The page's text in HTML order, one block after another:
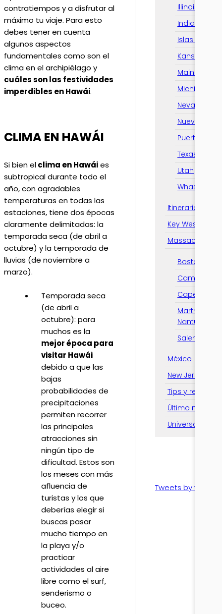
contratiempos y a disfrutar al
máximo tu viaje. Para esto
debes tener en cuenta
algunos aspectos
fundamentales como son el
clima en el archipiélago y
cuáles son las festividades
imperdibles en Hawái.
CLIMA EN HAWÁI
Si bien elclima en Hawáies
subtropical durante todo el
año, con agradables
temperaturas en todas las
estaciones, tiene dos épocas
claramente delimitadas: la
temporada seca (de abril a
octubre) y la temporada de
lluvias (de noviembre a
marzo).
Temporada seca
(de abril a
octubre): para
muchos es la
mejor época para
visitar Hawái
debido a que las
bajas
probabilidades de
precipitaciones
permiten recorrer
las principales
atracciones sin
ningún tipo de
dificultad. Estos son
los meses con más
afluencia de
turistas y los que
deberías elegir si
buscas pasar
mucho tiempo en
la playa y/o
practicar
actividades al aire
libre como el surf,
senderismo o
buceo.
Illinois
Indiana
Islas
Kansas City
Maine
Michigan
Nevada
Nueva York
Puerto Rico
Texas
Utah
Itinerarios
Key West
Massachusetts
Boston
Cambridge
Cape Cod
Martha's
Nantucket
Salem
México
New Jersey
Tips y
Último
Universal
Tweets by